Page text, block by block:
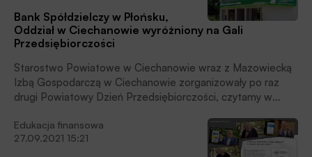
Bank Spółdzielczy w Płońsku,
Oddział w Ciechanowie wyróżniony na Gali
Przedsiębiorczości
Starostwo Powiatowe w Ciechanowie wraz z Mazowiecką
Izbą Gospodarczą w Ciechanowie zorganizowały po raz
drugi Powiatowy Dzień Przedsiębiorczości, czytamy w
Ciechanowie.
Edukacja finansowa
27.09.2021 15:21